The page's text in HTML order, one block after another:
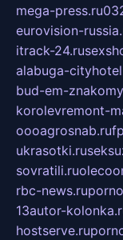
mega-press.ru
eurovision-
itrack-24.ru
alabuga-
bud-em-
korolevremont-
oooagrosnab.ru
ukrasotki.ru
sovratili.ru
rbc-news.ru
13autor-
hostserve.ru